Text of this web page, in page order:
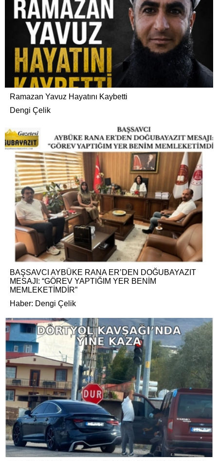
Ramazan Yavuz Hayatını Kaybetti
Dengi Çelik
BAŞSAVCI AYBÜKE RANA ER’DEN DOĞUBAYAZIT
MESAJI: “GÖREV YAPTIĞIM YER BENİM
MEMLEKETİMDİR”
Haber: Dengi Çelik